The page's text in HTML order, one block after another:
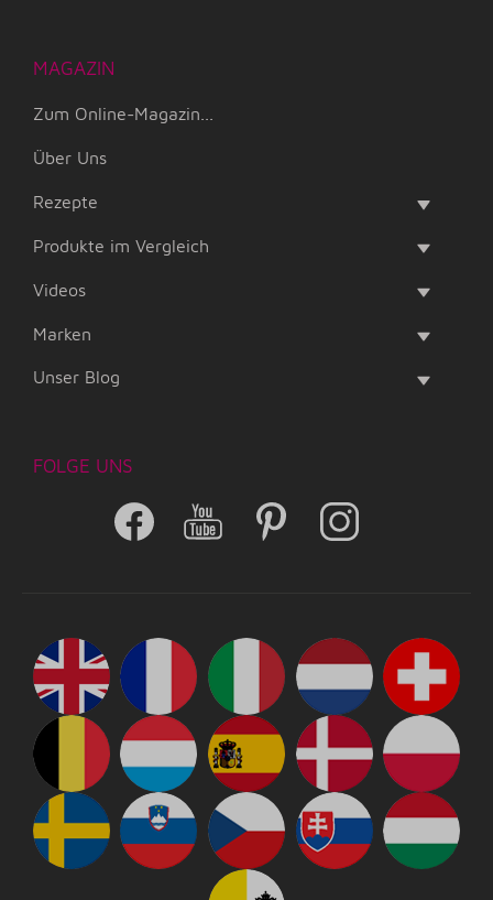
MAGAZIN
Zum Online-Magazin...
Über Uns
Rezepte
Produkte im Vergleich
Videos
Marken
Unser Blog
FOLGE UNS